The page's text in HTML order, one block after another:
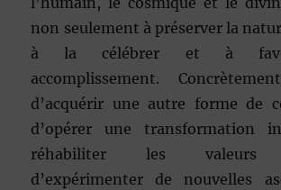
non seulement à préserver la
à la célébrer et à
accomplissement.
d’acquérir une autre forme de
d’opérer une transformation
réhabiliter les valeurs
d’expérimenter de nouvelles